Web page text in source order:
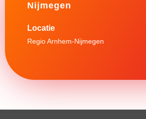
Nijmegen
Regio Arnhem-Nijmegen